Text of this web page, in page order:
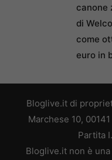
canone
di
come
euro in
Bloglive.it di
Marchese 10,
Partita
Bloglive.it non è